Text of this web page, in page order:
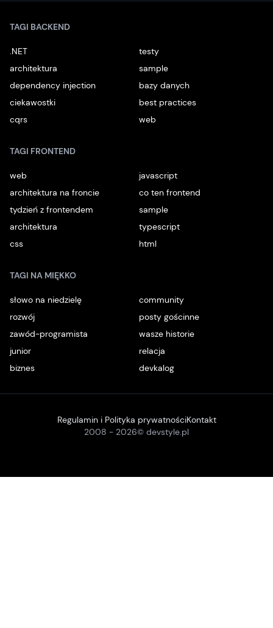
TAGI BACKEND
.NET
testy
architektura
sample
dependency injection
bazy danych
ciekawostki
best practices
cqrs
web
TAGI FRONTEND
web
javascript
architektura na froncie
co ten frontend
tydzień z frontendem
sample
architektura
typescript
css
html
TAGI NA MIĘKKO
słowo na niedzielę
community
rozwój
posty gościnne
zawód-programista
wasze historie
junior
relacja
biznes
devkalog
2008 - 2026© devstyle.pl
Regulamin i Polityka prywatnościKontakt